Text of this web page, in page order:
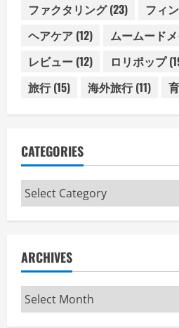
ファクタリング(23) フィ
ヘアケア (12) ムームード
レビュー (12) ロリポップ
旅行(15) 海外旅行(11)
CATEGORIES
Categories
ARCHIVES
Archives